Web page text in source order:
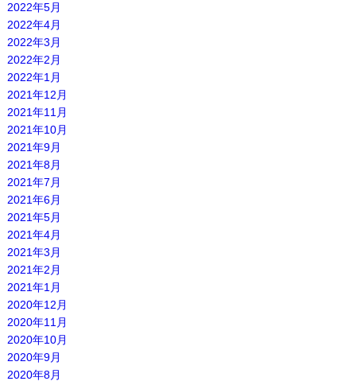
2022年5月
2022年4月
2022年3月
2022年2月
2022年1月
2021年12月
2021年11月
2021年10月
2021年9月
2021年8月
2021年7月
2021年6月
2021年5月
2021年4月
2021年3月
2021年2月
2021年1月
2020年12月
2020年11月
2020年10月
2020年9月
2020年8月